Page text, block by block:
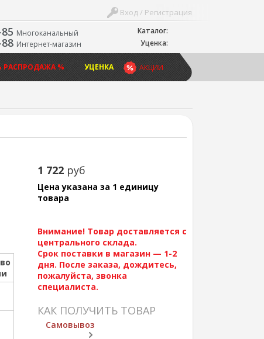
Каталог:
Уценка:
Вход / Регистрация
Многоканальный
Интернет-магазин
АКЦИИ
РАСПРОДАЖА % УЦЕНКА
1 722 руб
Цена указана за 1 единицу
товара
Внимание! Товар доставляется с
центрального склада.
Срок поставки в магазин — 1-2
дня. После заказа, дождитесь,
пожалуйста, звонка
специалиста.
КАК ПОЛУЧИТЬ ТОВАР
Самовывоз